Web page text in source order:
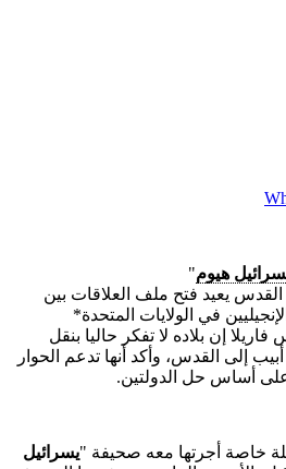
هيوم"
القدس يعيد فتح ملف العلاقات بين
في الولايات المتحدة*
إن بلاده لا تفكر حاليا بنقل
إلى القدس، وأكد أنها تدعم الحوار
على أساس حل الدولتين.
خاصة أجرتها معه صحيفة "يسرائيل